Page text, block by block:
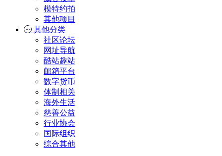
模特约拍
其他项目
其他分类
社区论坛
网址导航
酷站趣站
邮箱平台
数字货币
体制相关
海外生活
慈善公益
行业协会
国际组织
综合其他